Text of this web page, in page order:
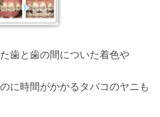
歯と歯の間についた着色や
に時間がかかるタバコのヤニも